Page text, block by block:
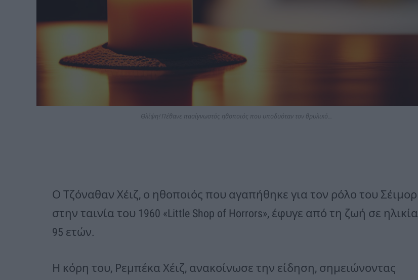
Θλίψη! Πέθανε πασίγνωστός ηθοποιός που υποδυόταν τον θρυλικό…
Ο Τζόναθαν Χέιζ, ο ηθοποιός που αγαπήθηκε για τον ρόλο του Σέιμορ
στην ταινία του 1960 «Little Shop of Horrors», έφυγε από τη ζωή σε ηλικία
95 ετών.
Η κόρη του, Ρεμπέκα Χέιζ, ανακοίνωσε την είδηση, σημειώνοντας